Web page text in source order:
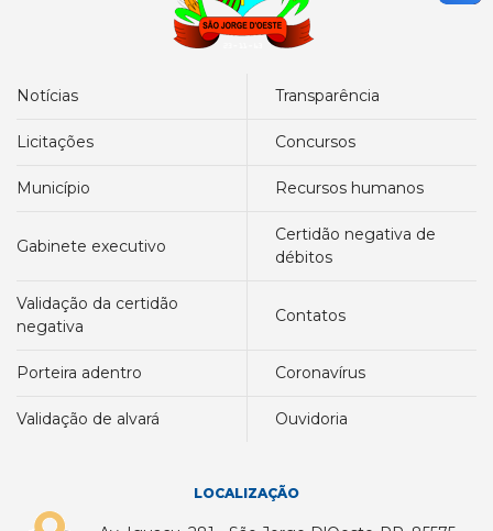
notícias transparência
licitações concursos
município recursos humanos
gabinete executivo
certidão negativa de
débitos
validação da certidão
negativa
contatos
porteira adentro coronavírus
validação de alvará ouvidoria
LOCALIZAÇÃO